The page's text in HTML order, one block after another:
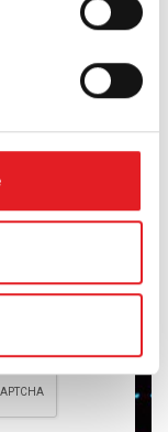
danych
na temat
prywatności.
*